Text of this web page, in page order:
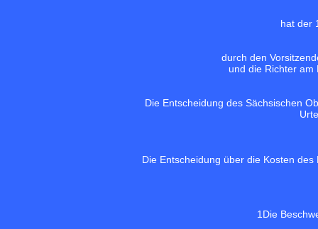
hat der
durch den
und die Richter am
Die Entscheidung des Sächsischen
Die Entscheidung über die Kosten
1Die